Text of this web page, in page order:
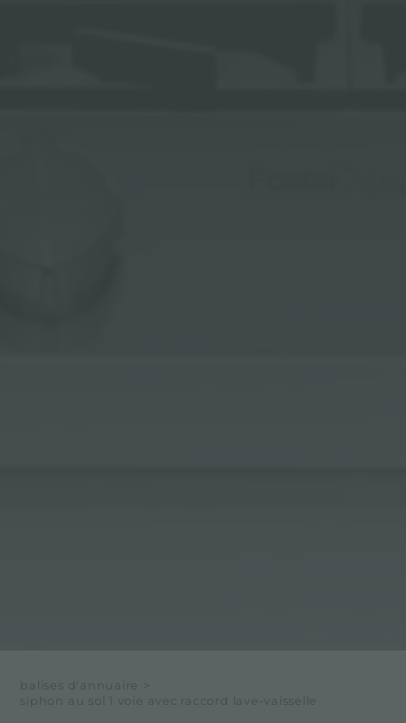
balises d'annuaire
>
siphon au sol 1 voie avec raccord lave-vaisselle